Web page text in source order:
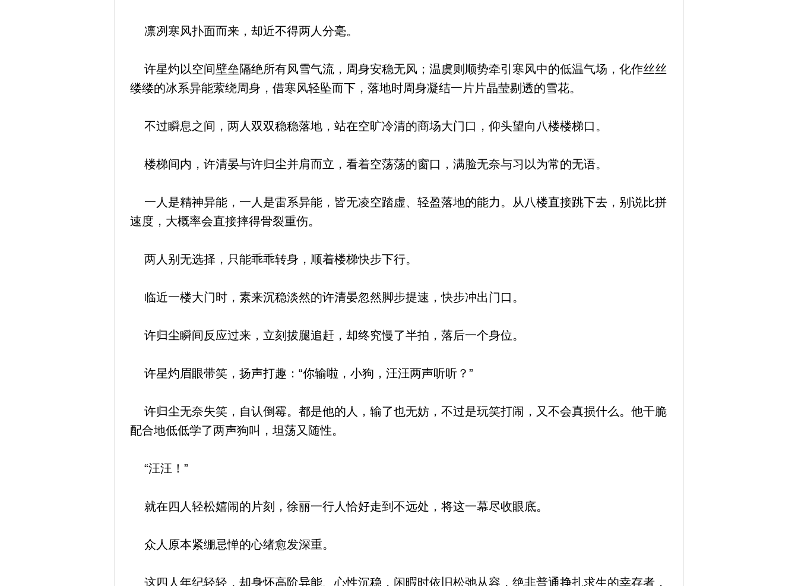
凛冽寒风扑面而来，却近不得两人分毫。
许星灼以空间壁垒隔绝所有风雪气流，周身安稳无风；温虞则顺势牵引寒风中的低温气场，化作丝丝
缕缕的冰系异能萦绕周身，借寒风轻坠而下，落地时周身凝结一片片晶莹剔透的雪花。
不过瞬息之间，两人双双稳稳落地，站在空旷冷清的商场大门口，仰头望向八楼楼梯口。
楼梯间内，许清晏与许归尘并肩而立，看着空荡荡的窗口，满脸无奈与习以为常的无语。
一人是精神异能，一人是雷系异能，皆无凌空踏虚、轻盈落地的能力。从八楼直接跳下去，别说比拼
速度，大概率会直接摔得骨裂重伤。
两人别无选择，只能乖乖转身，顺着楼梯快步下行。
临近一楼大门时，素来沉稳淡然的许清晏忽然脚步提速，快步冲出门口。
许归尘瞬间反应过来，立刻拔腿追赶，却终究慢了半拍，落后一个身位。
许星灼眉眼带笑，扬声打趣：“你输啦，小狗，汪汪两声听听？”
许归尘无奈失笑，自认倒霉。都是他的人，输了也无妨，不过是玩笑打闹，又不会真损什么。他干脆
配合地低低学了两声狗叫，坦荡又随性。
“汪汪！”
就在四人轻松嬉闹的片刻，徐丽一行人恰好走到不远处，将这一幕尽收眼底。
众人原本紧绷忌惮的心绪愈发深重。
这四人年纪轻轻，却身怀高阶异能、心性沉稳，闲暇时依旧松弛从容，绝非普通挣扎求生的幸存者，